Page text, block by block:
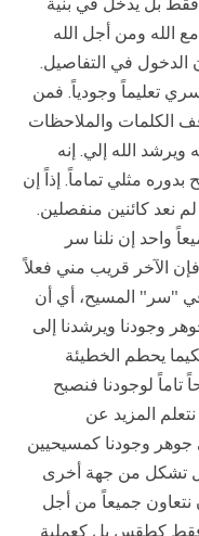
الله ومن أجل الله
الدخول في التفاصيل.
تعليماً وجودياً. فمن
الكلمات والملاحظات
ويرشد الله إلي. إنه
بدوره مثلي تماماً. إذاً إن
نعد كائنين منفصلين.
واحد إن نلنا سر
الآخر قريب مني فعلاً
في "سر" المسيح، أي أن
وجودنا ويرشدنا إلى
يحطم الخطيئة
تاماً لوجودنا فنصبح
نتعلم المزيد عن
جوهر وجودنا كمسيحيين
بل تشكل من جهة أخرى
نتعاون جميعاً من أجل
فقط كطقس بل كعملية